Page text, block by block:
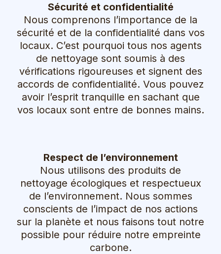
Sécurité et confidentialité
Nous comprenons l’importance de la
sécurité et de la confidentialité dans vos
locaux. C’est pourquoi tous nos agents
de nettoyage sont soumis à des
vérifications rigoureuses et signent des
accords de confidentialité. Vous pouvez
avoir l’esprit tranquille en sachant que
vos locaux sont entre de bonnes mains.
Respect de l’environnement
Nous utilisons des produits de
nettoyage écologiques et respectueux
de l’environnement. Nous sommes
conscients de l’impact de nos actions
sur la planète et nous faisons tout notre
possible pour réduire notre empreinte
carbone.